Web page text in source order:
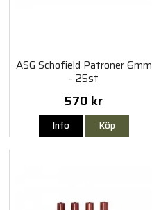
ASG Schofield Patroner 6mm
- 25st
570 kr
Info Köp